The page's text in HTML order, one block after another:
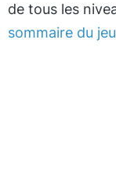
de tous les
sommaire du jeu